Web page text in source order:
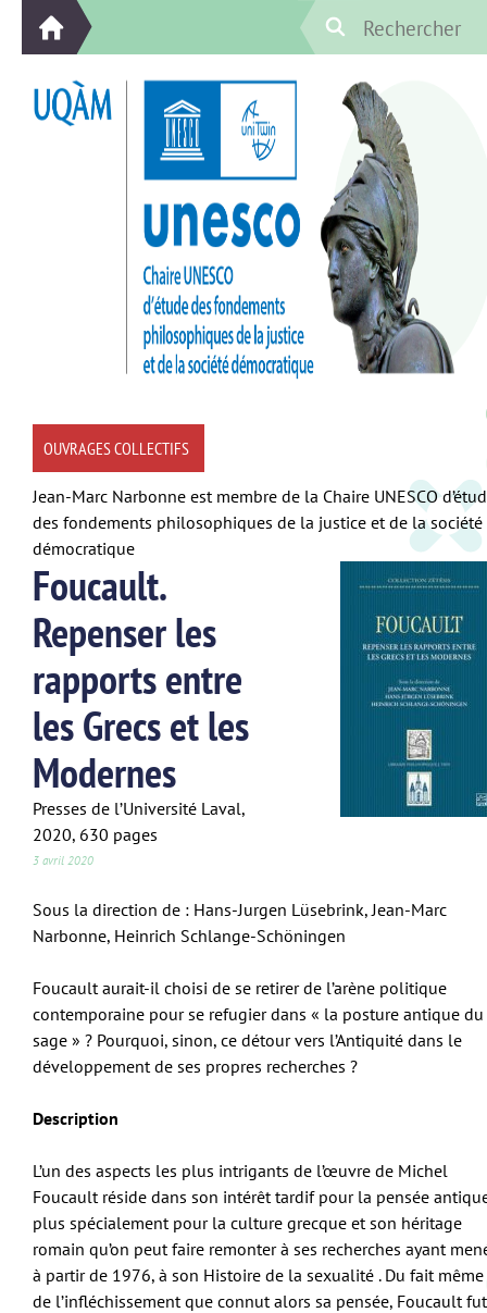
OUVRAGES COLLECTIFS
Jean-Marc Narbonne est membre de la Chaire UNESCO
des fondements philosophiques de la justice et de la société
démocratique
Foucault.
Repenser les
rapports entre
les Grecs et les
Modernes
Presses de l’Université Laval,
2020, 630 pages
3 avril 2020
Sous la direction de : Hans-Jurgen Lüsebrink, Jean-Marc
Narbonne, Heinrich Schlange-Schöningen
Foucault aurait-il choisi de se retirer de l’arène politique
contemporaine pour se refugier dans « la posture antique du
sage » ? Pourquoi, sinon, ce détour vers l’Antiquité dans le
développement de ses propres recherches ?
Description
L’un des aspects les plus intrigants de l’œuvre de Michel
Foucault réside dans son intérêt tardif pour la pensée
plus spécialement pour la culture grecque et son héritage
romain qu’on peut faire remonter à ses recherches ayant
à partir de 1976, à son Histoire de la sexualité . Du fait même
de l’infléchissement que connut alors sa pensée, Foucault fut